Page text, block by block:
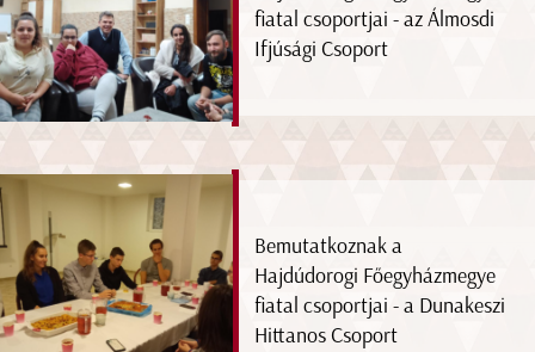
fiatal csoportjai - az Álmosdi
Ifjúsági Csoport
Bemutatkoznak a
Hajdúdorogi Főegyházmegye
fiatal csoportjai - a Dunakeszi
Hittanos Csoport